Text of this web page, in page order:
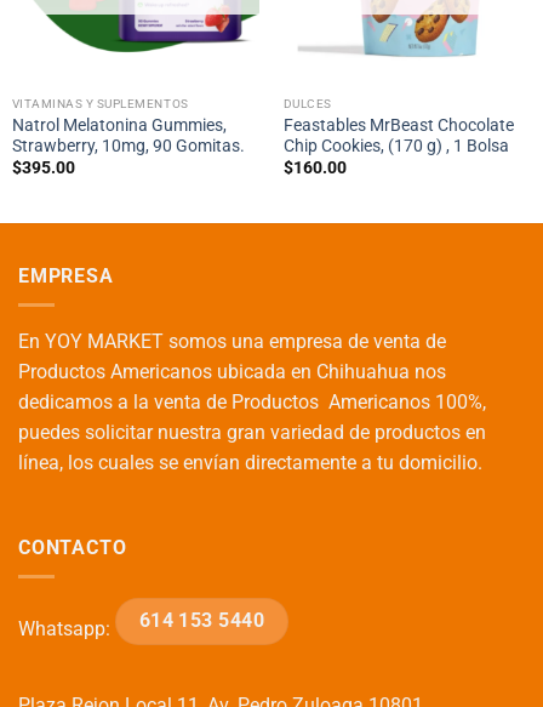
VITAMINAS Y SUPLEMENTOS
Natrol Melatonina Gummies,
Strawberry, 10mg, 90 Gomitas.
$395.00
DULCES
Feastables MrBeast Chocolate
Chip Cookies, (170 g) , 1 Bolsa
$160.00
EMPRESA
En YOY MARKET somos una empresa de venta de
Productos Americanos ubicada en Chihuahua nos
dedicamos a la venta de Productos Americanos 100%,
puedes solicitar nuestra gran variedad de productos en
línea, los cuales se envían directamente a tu domicilio.
CONTACTO
Whatsapp: 614 153 5440